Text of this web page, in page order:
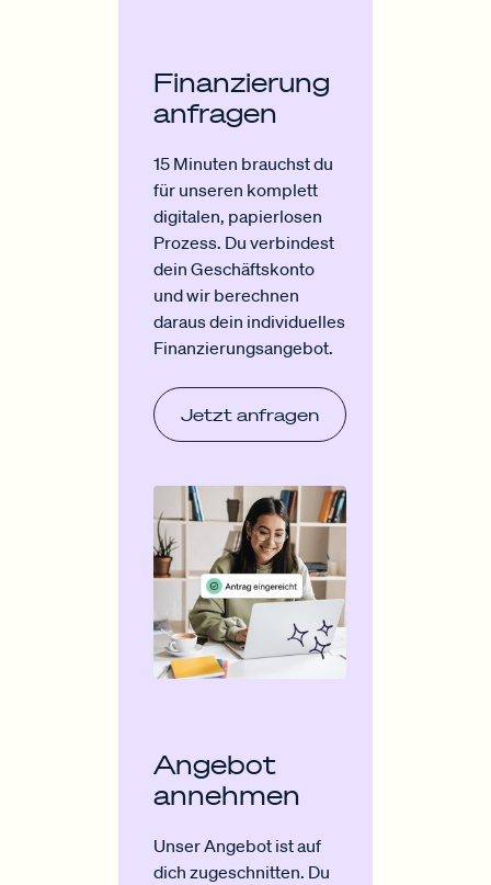
Finanzierung
anfragen
15 Minuten brauchst du
für unseren komplett
digitalen, papierlosen
Prozess. Du verbindest
dein Geschäftskonto
und wir berechnen
daraus dein individuelles
Finanzierungsangebot.
Jetzt anfragen
Angebot
annehmen
Unser Angebot ist auf
dich zugeschnitten. Du